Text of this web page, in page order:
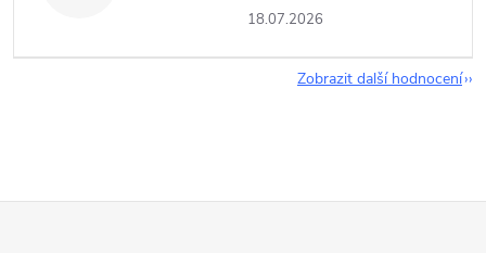
18.07.2026
Zobrazit další hodnocení